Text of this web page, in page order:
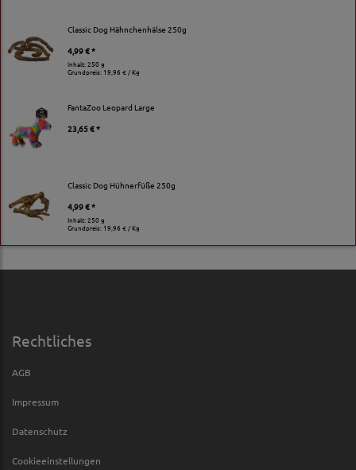
Classic Dog Hähnchenhälse 250g
4,99 € *
Inhalt: 250 g
Grundpreis:19,96 € / Kg
FantaZoo Leopard Large
23,65 € *
Classic Dog Hühnerfüße 250g
4,99 € *
Inhalt: 250 g
Grundpreis:19,96 € / Kg
Rechtliches
AGB
Impressum
Datenschutz
Cookieeinstellungen